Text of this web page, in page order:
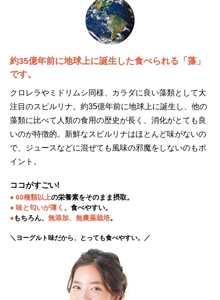
約35億年前に地球上に誕生した食べられる「藻」
です。
クロレラやミドリムシ同様、カラダに良い藻類として大
注目のスピルリナ。約35億年前に地球上に誕生し、他の
藻類に比べて人類の食用の歴史が長く、消化がとても良
いのが特徴的。新鮮なスピルリナはほとんど味がないの
で、ジュースなどに混ぜても風味の邪魔をしないのもポ
イント。
ココがすごい!
● 60種類以上の栄養素をそのまま摂取。
● 味と匂いが薄く 、食べやすい。
●もちろん、 無添加、無農薬栽培。
＼ヨーグルト味だから、とっても食べやすい。／